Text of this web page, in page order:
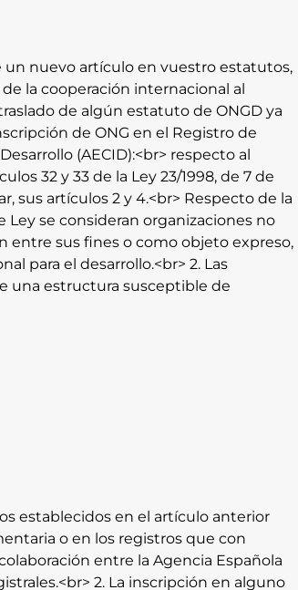
un nuevo artículo en vuestro estatutos,
la cooperación internacional al
de algún estatuto de ONGD ya
de ONG en el Registro de
(AECID):<br> respecto al
32 y 33 de la Ley 23/1998, de 7 de
sus artículos 2 y 4.<br> Respecto de la
Ley se consideran organizaciones no
entre sus fines o como objeto expreso,
para el desarrollo.<br> 2. Las
una estructura susceptible de
establecidos en el artículo anterior
o en los registros que con
entre la Agencia Española
2. La inscripción en alguno